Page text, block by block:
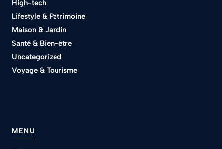
High-tech
Lifestyle & Patrimoine
Maison & Jardin
Santé & Bien-être
Uncategorized
Voyage & Tourisme
MENU